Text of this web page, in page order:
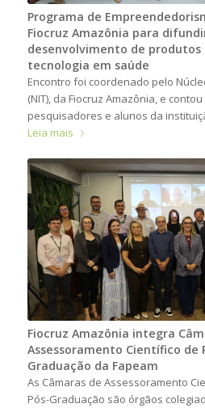
Programa de
Fiocruz Amazônia para
desenvolvimento de produtos
tecnologia em saúde
Encontro foi coordenado pelo
(NIT), da Fiocruz Amazônia, e
pesquisadores e alunos da
Leia mais
Fiocruz Amazônia integra
Assessoramento Científico de
Graduação da Fapeam
As Câmaras de Assessoramento
Pós-Graduação são órgãos